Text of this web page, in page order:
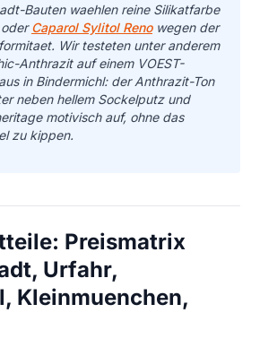
Bauten waehlen reine Silikatfarbe
oderCaparol Sylitol Renowegen der
Wir testeten unter anderem
Anthrazit auf einem VOEST-
in Bindermichl: der Anthrazit-Ton
neben hellem Sockelputz und
motivisch auf, ohne das
zu kippen.
Preismatrix
Urfahr,
Kleinmuenchen,